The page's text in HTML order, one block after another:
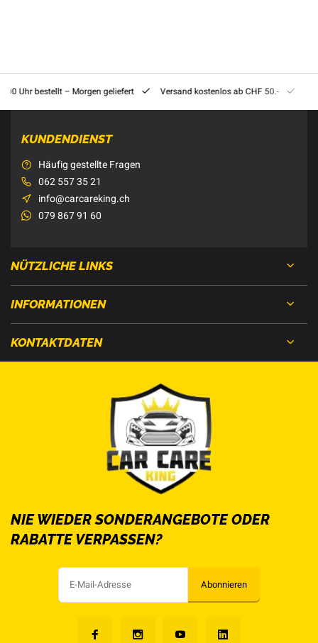
Uhr bestellt – Morgen geliefert Versand kostenlos ab CHF 50.-
KUNDENDIENST
Häufig gestellte Fragen
062 557 35 21
info@carcareking.ch
079 867 91 60
NÜTZLICHE LINKS
INFORMATIONEN
KONTAKTDATEN
NIE WIEDER SONDERANGEBOTE ODER
RABATTE VERPASSEN?
Abonnieren